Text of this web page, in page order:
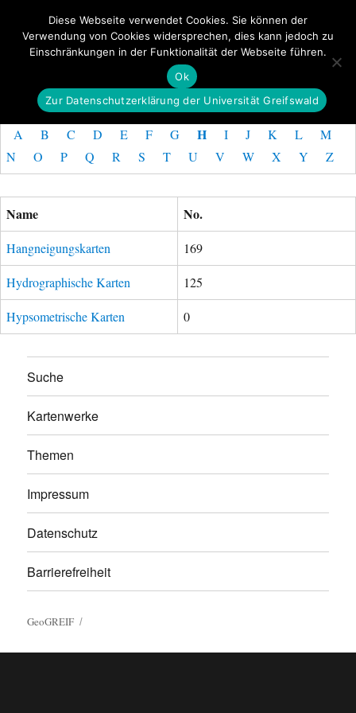
GeoGREIF MENÜ
A B C D E F G H I J K L
M
N
O P Q R S T U V W X Y Z
Name No.
Hangneigungskarten 169
Hydrographische Karten 125
Hypsometrische Karten 0
Suche
Kartenwerke
Themen
Impressum
Datenschutz
Barrierefreiheit
GeoGREIF
Diese Webseite verwendet Cookies. Sie können der
Verwendung von Cookies widersprechen, dies kann jedoch zu
Einschränkungen in der Funktionalität der Webseite führen.
Ok
Zur Datenschutzerklärung der Universität Greifswald